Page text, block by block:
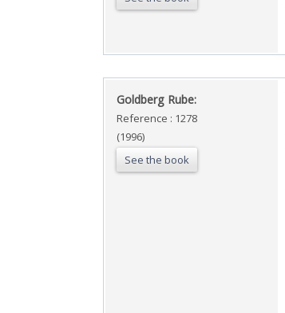
‎Goldberg Rube: ‎
Reference : 1278
(1996)
See the book